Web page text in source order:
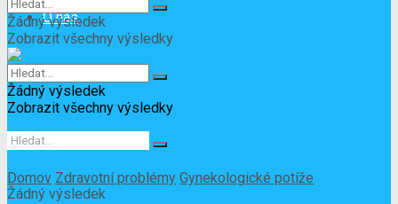
O nás
Kontakt
Žádný výsledek
Žádný výsledek
Zobrazit všechny výsledky
Žádný výsledek
Zobrazit všechny výsledky
Domov Zdravotní problémy Gynekologické potíže